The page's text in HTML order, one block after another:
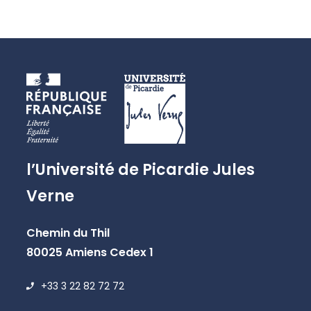
l’Université de Picardie Jules
Verne
Chemin du Thil
80025 Amiens Cedex 1
+33 3 22 82 72 72